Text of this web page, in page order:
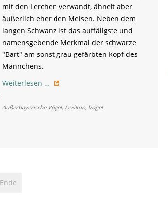
mit den Lerchen verwandt, ähnelt aber
äußerlich eher den Meisen. Neben dem
langen Schwanz ist das auffällgste und
namensgebende Merkmal der schwarze
"Bart" am sonst grau gefärbten Kopf des
Männchens.
Weiterlesen …Bartmeise
Außerbayerische Vögel, Lexikon, Vögel
Ende